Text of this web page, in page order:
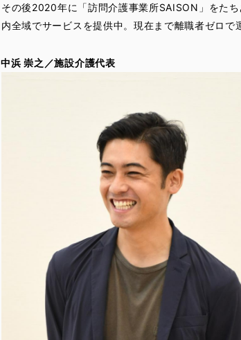
その後2020年に「訪問介護事業所SAISON」をた
内全域でサービスを提供中。現在まで離職者ゼロで
中浜 崇之／施設介護代表